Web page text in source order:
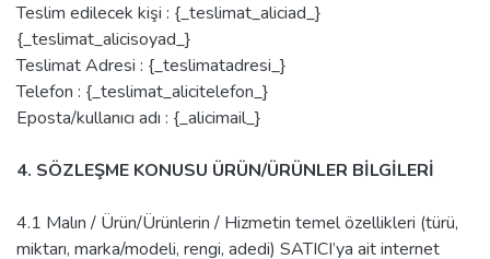
Teslim edilecek kişi : {_teslimat_aliciad_}
{_teslimat_alicisoyad_}
Teslimat Adresi : {_teslimatadresi_}
Telefon : {_teslimat_alicitelefon_}
Eposta/kullanıcı adı : {_alicimail_}
4. SÖZLEŞME KONUSU ÜRÜN/ÜRÜNLER BİLGİLERİ
4.1 Malın / Ürün/Ürünlerin / Hizmetin temel özellikleri (türü,
miktarı, marka/modeli, rengi, adedi) SATICI’ya ait internet